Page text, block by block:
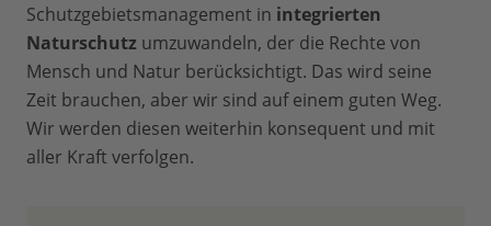
Schutzgebietsmanagement in integrierten
Naturschutz umzuwandeln, der die Rechte von
Mensch und Natur berücksichtigt. Das wird seine
Zeit brauchen, aber wir sind auf einem guten Weg.
Wir werden diesen weiterhin konsequent und mit
aller Kraft verfolgen.